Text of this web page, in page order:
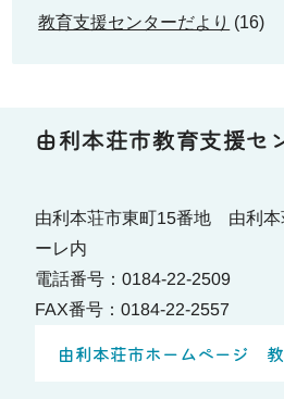
教育支援センターだより (16)
由利本荘市教育支援セ
由利本荘市東町15番地 由利本
ーレ内
電話番号：0184-22-2509
FAX番号：0184-22-2557
由利本荘市ホームページ